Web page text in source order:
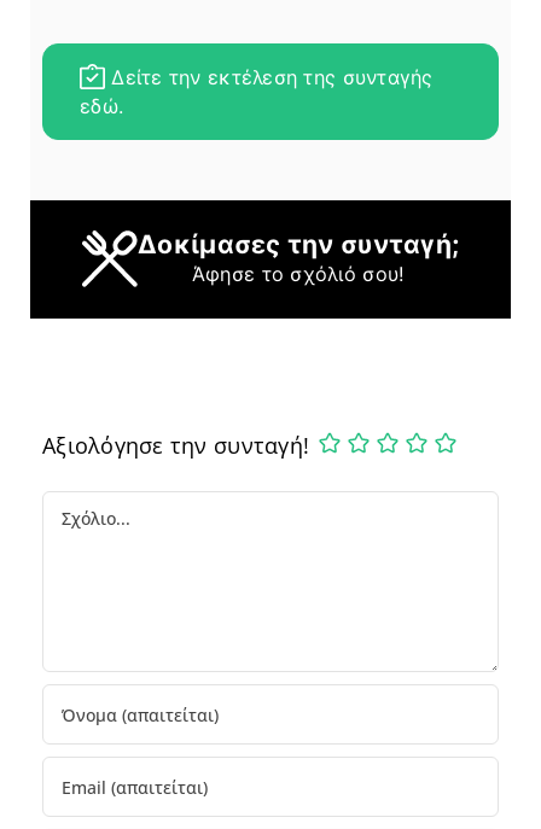
Δείτε την εκτέλεση της συνταγής
εδώ.
Δοκίμασες την συνταγή;
Άφησε το σχόλιό σου!
Αξιολόγησε την συνταγή!
Comment